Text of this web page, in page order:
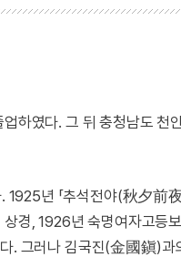
하였다. 그 뒤 충청남도 천
년 「추석전야(秋夕前夜
경, 1926년 숙명여자고등
. 그러나 김국진(金國鎭)과